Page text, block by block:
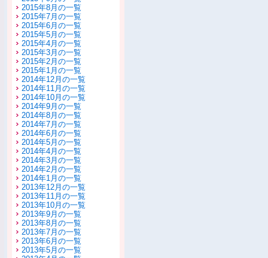
2015年8月の一覧
2015年7月の一覧
2015年6月の一覧
2015年5月の一覧
2015年4月の一覧
2015年3月の一覧
2015年2月の一覧
2015年1月の一覧
2014年12月の一覧
2014年11月の一覧
2014年10月の一覧
2014年9月の一覧
2014年8月の一覧
2014年7月の一覧
2014年6月の一覧
2014年5月の一覧
2014年4月の一覧
2014年3月の一覧
2014年2月の一覧
2014年1月の一覧
2013年12月の一覧
2013年11月の一覧
2013年10月の一覧
2013年9月の一覧
2013年8月の一覧
2013年7月の一覧
2013年6月の一覧
2013年5月の一覧